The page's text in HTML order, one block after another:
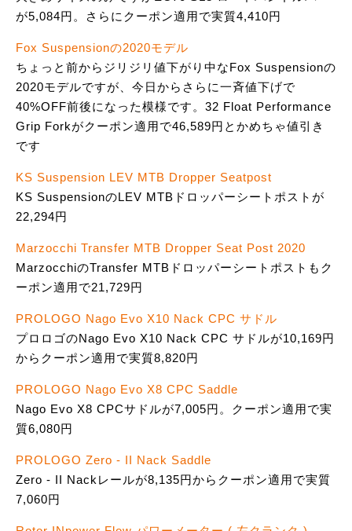
が5,084円。さらにクーポン適用で実質4,410円
Fox Suspensionの2020モデル
ちょっと前からジリジリ値下がり中なFox Suspensionの
2020モデルですが、今日からさらに一斉値下げで
40%OFF前後になった模様です。32 Float Performance
Grip Forkがクーポン適用で46,589円とかめちゃ値引き
です
KS Suspension LEV MTB Dropper Seatpost
KS SuspensionのLEV MTBドロッパーシートポストが
22,294円
Marzocchi Transfer MTB Dropper Seat Post 2020
MarzocchiのTransfer MTBドロッパーシートポストもク
ーポン適用で21,729円
PROLOGO Nago Evo X10 Nack CPC サドル
プロロゴのNago Evo X10 Nack CPC サドルが10,169円
からクーポン適用で実質8,820円
PROLOGO Nago Evo X8 CPC Saddle
Nago Evo X8 CPCサドルが7,005円。クーポン適用で実
質6,080円
PROLOGO Zero - II Nack Saddle
Zero - II Nackレールが8,135円からクーポン適用で実質
7,060円